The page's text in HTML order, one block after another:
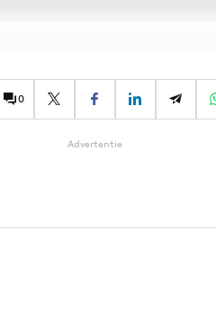
0
Advertentie